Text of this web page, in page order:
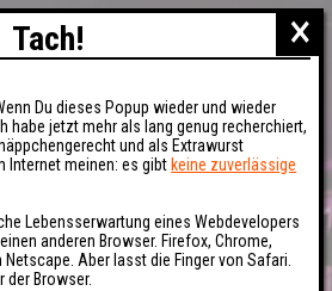
×
Tach!
Du dieses Popup wieder und wieder
habe jetzt mehr als lang genug recherchiert,
und als Extrawurst
Internet meinen: es gibt keine zuverlässige
Lebensserwartung eines Webdevelopers
anderen Browser. Firefox, Chrome,
Aber lasst die Finger von Safari.
der Browser.